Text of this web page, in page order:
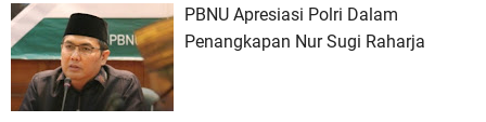
PBNU Apresiasi Polri Dalam
Penangkapan Nur Sugi Raharja